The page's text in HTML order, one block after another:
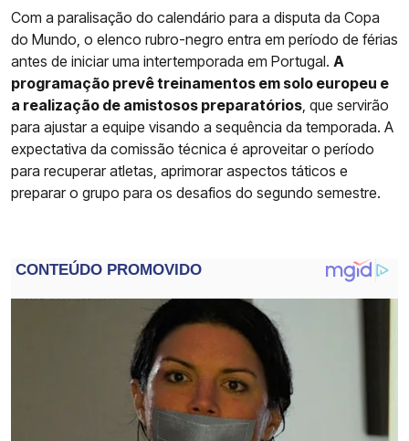
Com a paralisação do calendário para a disputa da Copa
do Mundo, o elenco rubro-negro entra em período de férias
antes de iniciar uma intertemporada em Portugal. A
programação prevê treinamentos em solo europeu e
a realização de amistosos preparatórios , que servirão
para ajustar a equipe visando a sequência da temporada. A
expectativa da comissão técnica é aproveitar o período
para recuperar atletas, aprimorar aspectos táticos e
preparar o grupo para os desafios do segundo semestre.